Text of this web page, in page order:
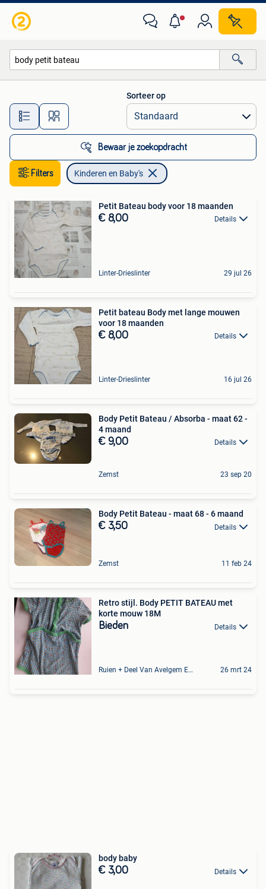
Alle afstanden…
Sorteer op
Bewaar je zoekopdracht
Filters Kinderen en Baby's
Petit Bateau body voor 18 maanden
€ 8,00 Details
Linter-Drieslinter 29 jul 26
Petit bateau Body met lange mouwen
voor 18 maanden
€ 8,00 Details
Linter-Drieslinter 16 jul 26
Body Petit Bateau / Absorba - maat 62 -
4 maand
€ 9,00 Details
Zemst 23 sep 20
Body Petit Bateau - maat 68 - 6 maand
€ 3,50 Details
Zemst 11 feb 24
Retro stijl. Body PETIT BATEAU met
korte mouw 18M
Bieden Details
Ruien + Deel Van Avelgem En Waarmaarde 26 mrt 24
body baby
€ 3,00 Details